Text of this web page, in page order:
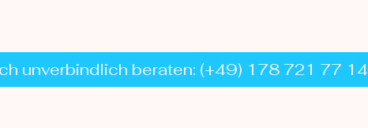
unverbindlich beraten: (+49) 178 721 77 14